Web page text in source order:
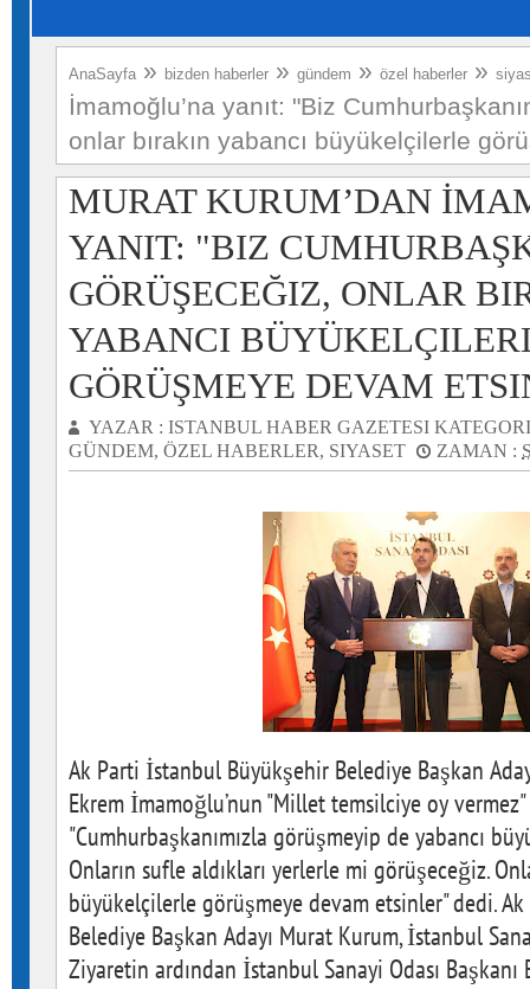
AnaSayfa » bizden haberler » gündem » özel haberler »
İmamoğlu’na yanıt: "Biz
onlar bırakın yabancı büyükelçilerle
MURAT KURUM’DAN
YANIT: "BIZ
GÖRÜŞECEĞIZ, ONLAR
YABANCI
GÖRÜŞMEYE DEVAM
YAZAR : ISTANBUL HABER GAZETESI
GÜNDEM, ÖZEL HABERLER, SIYASET ZAMAN :
Ak Parti İstanbul Büyükşehir Belediye Başkan
Ekrem İmamoğlu’nun "Millet temsilciye oy
"Cumhurbaşkanımızla görüşmeyip de yabancı
Onların sufle aldıkları yerlerle mi görüşeceğiz.
büyükelçilerle görüşmeye devam etsinler" dedi.
Belediye Başkan Adayı Murat Kurum, İstanbul
Ziyaretin ardından İstanbul Sanayi Odası